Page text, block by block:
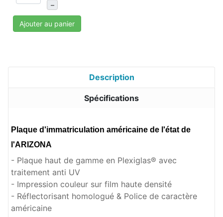
–
Ajouter au panier
Description
Spécifications
Plaque d'immatriculation américaine de l'état de
l'ARIZONA
- Plaque haut de gamme en Plexiglas® avec
traitement anti UV
- Impression couleur sur film haute densité
- Réflectorisant homologué & Police de caractère
américaine